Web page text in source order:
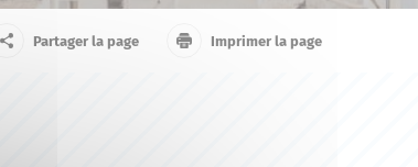
Partager la page Imprimer la page